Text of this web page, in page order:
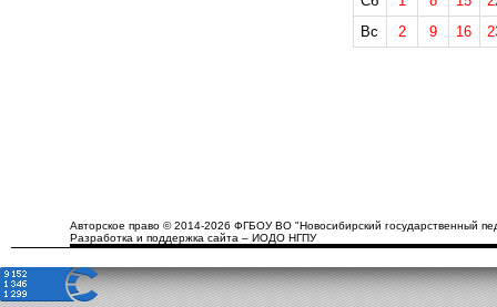
Вс
2 9 16
Авторское право © 2014-2026 ФГБОУ ВО "Новосибирский государственный
Разработка и поддержка сайта – ИОДО НГПУ